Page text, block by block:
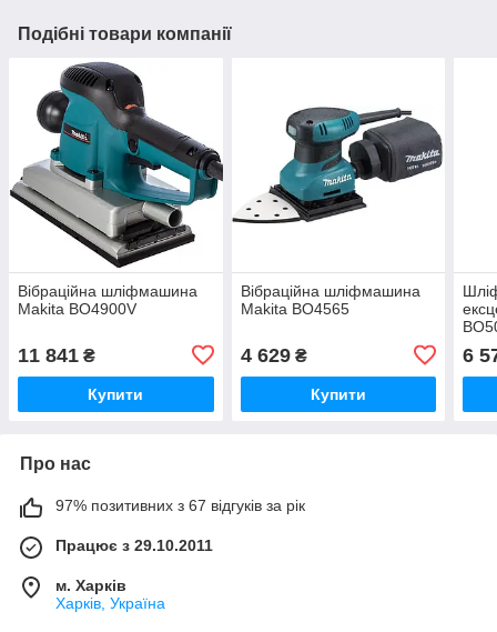
Подібні товари компанії
Вібраційна шліфмашина
Makita BO4900V
11 841 ₴
Купити
Вібраційна шліфмашина
Makita BO4565
4 629₴
Купити
6
Про нас
97% позитивних з 67 відгуків за рік
Працює з 29.10.2011
м. Харків
Харків, Україна